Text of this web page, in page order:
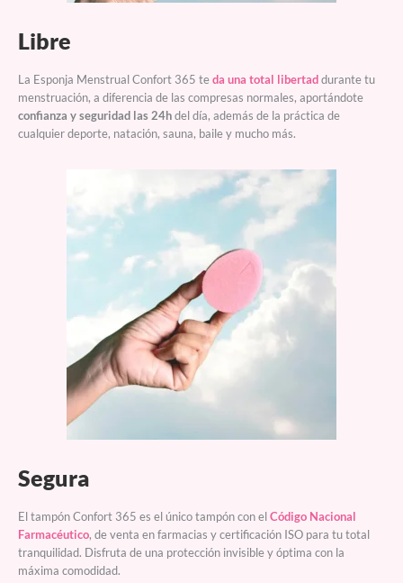
Libre
La Esponja Menstrual Confort 365 teda una total libertaddurante tu
menstruación, a diferencia de las compresas normales, aportándote
confianza y seguridad las 24hdel día, además de la práctica de
cualquier deporte, natación, sauna, baile y mucho más.
Segura
El tampón Confort 365 es el único tampón con elCódigo Nacional
Farmacéutico, de venta en farmacias y certificación ISO para tu total
tranquilidad. Disfruta de una protección invisible y óptima con la
máxima comodidad.